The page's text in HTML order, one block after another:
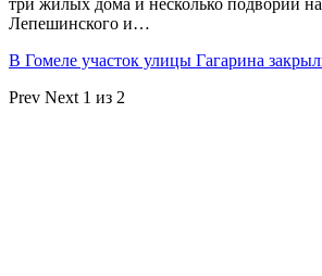
Лепешинского и…
В Гомеле участок улицы Гагарина
Prev Next 1 из 2